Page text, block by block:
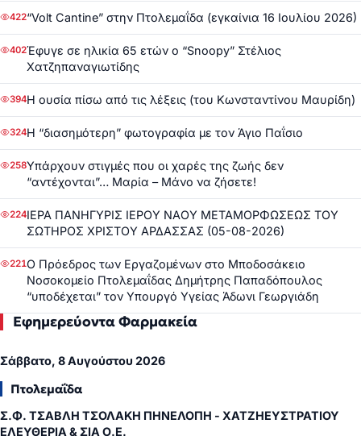
422“Volt Cantine” στην Πτολεμαΐδα (εγκαίνια 16 Ιουλίου 2026)
402Έφυγε σε ηλικία 65 ετών ο “Snoopy” Στέλιος
Χατζηπαναγιωτίδης
394Η ουσία πίσω από τις λέξεις (του Κωνσταντίνου Μαυρίδη)
324Η “διασημότερη” φωτογραφία με τον Άγιο Παΐσιο
258Υπάρχουν στιγμές που οι χαρές της ζωής δεν
“αντέχονται”… Μαρία – Μάνο να ζήσετε!
224ΙΕΡΑ ΠΑΝΗΓΥΡΙΣ ΙΕΡΟΥ ΝΑΟΥ ΜΕΤΑΜΟΡΦΩΣΕΩΣ ΤΟΥ
ΣΩΤΗΡΟΣ ΧΡΙΣΤΟΥ ΑΡΔΑΣΣΑΣ (05-08-2026)
221Ο Πρόεδρος των Εργαζομένων στο Μποδοσάκειο
Νοσοκομείο Πτολεμαΐδας Δημήτρης Παπαδόπουλος
“υποδέχεται” τον Υπουργό Υγείας Άδωνι Γεωργιάδη
Εφημερεύοντα Φαρμακεία
Σάββατο, 8 Αυγούστου 2026
Πτολεμαΐδα
Σ.Φ. ΤΣΑΒΛΗ ΤΣΟΛΑΚΗ ΠΗΝΕΛΟΠΗ - ΧΑΤΖΗΕΥΣΤΡΑΤΙΟΥ
ΕΛΕΥΘΕΡΙΑ & ΣΙΑ Ο.Ε.